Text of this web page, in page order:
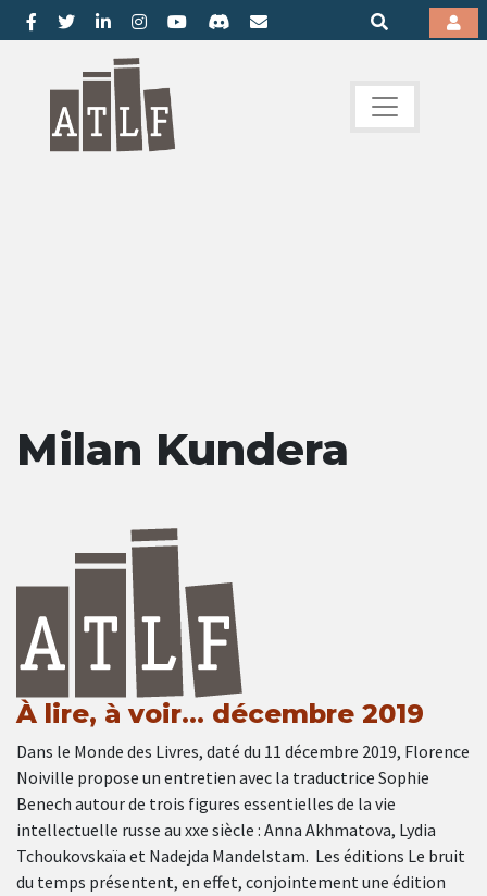
Milan Kundera
À lire, à voir… décembre 2019
Dans le Monde des Livres, daté du 11 décembre 2019, Florence
Noiville propose un entretien avec la traductrice Sophie
Benech autour de trois figures essentielles de la vie
intellectuelle russe au xxe siècle : Anna Akhmatova, Lydia
Tchoukovskaïa et Nadejda Mandelstam. Les éditions Le bruit
du temps présentent, en effet, conjointement une édition